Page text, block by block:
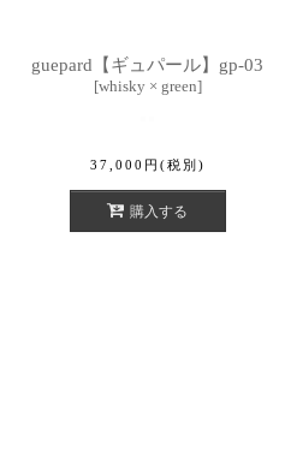
guepard【ギュパール】gp-03
[whisky × green]
37,000 円 (税別)
購入する